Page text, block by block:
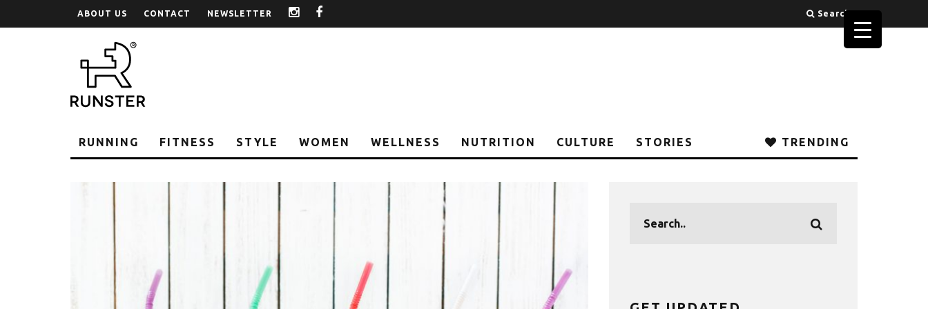
ABOUT US CONTACT NEWSLETTER instagram Search
RUNNING FITNESS STYLE WOMEN WELLNESS NUTRITION CULTURE STORIES TRENDING